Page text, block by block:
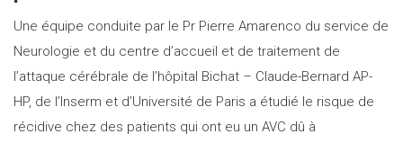
Une équipe conduite par le Pr Pierre Amarenco du service de
Neurologie et du centre d’accueil et de traitement de
l’attaque cérébrale de l’hôpital Bichat – Claude-Bernard AP-
HP, de l’Inserm et d’Université de Paris a étudié le risque de
récidive chez des patients qui ont eu un AVC dû à